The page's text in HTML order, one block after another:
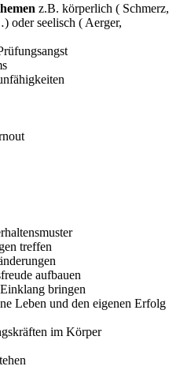
z.B. körperlich ( Schmerz,
oder seelisch ( Aerger,
treffen
aufbauen
bringen
Leben und den eigenen Erfolg
im Körper